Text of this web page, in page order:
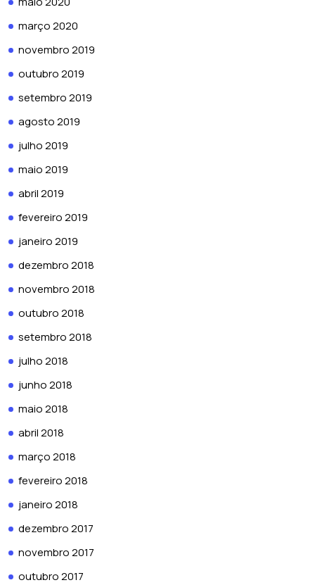
março 2020
novembro 2019
outubro 2019
setembro 2019
agosto 2019
julho 2019
maio 2019
abril 2019
fevereiro 2019
janeiro 2019
dezembro 2018
novembro 2018
outubro 2018
setembro 2018
julho 2018
junho 2018
maio 2018
abril 2018
março 2018
fevereiro 2018
janeiro 2018
dezembro 2017
novembro 2017
outubro 2017